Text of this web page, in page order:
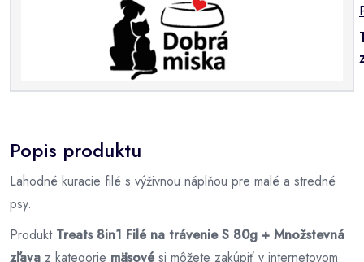
Popis produktu
Lahodné kuracie filé s výživnou náplňou pre malé a stredné
psy.
Produkt Treats 8in1 Filé na trávenie S 80g + Množstevná
zľava z kategorie mäsové si môžete zakúpiť v internetovom